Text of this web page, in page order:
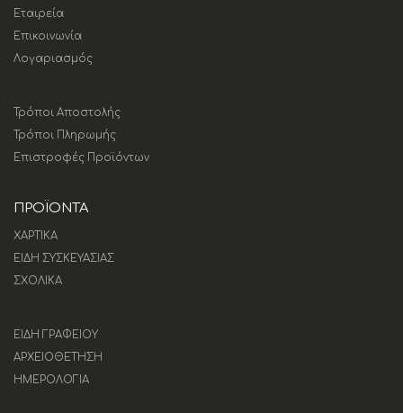
Εταιρεία
Επικοινωνία
Λογαριασμός
Τρόποι Αποστολής
Τρόποι Πληρωμής
Επιστροφές Προϊόντων
ΠΡΟΪΟΝΤΑ
ΧΑΡΤΙΚΑ
ΕΙΔΗ ΣΥΣΚΕΥΑΣΙΑΣ
ΣΧΟΛΙΚΑ
ΕΙΔΗ ΓΡΑΦΕΙΟΥ
ΑΡΧΕΙΟΘΕΤΗΣΗ
ΗΜΕΡΟΛΟΓΙΑ